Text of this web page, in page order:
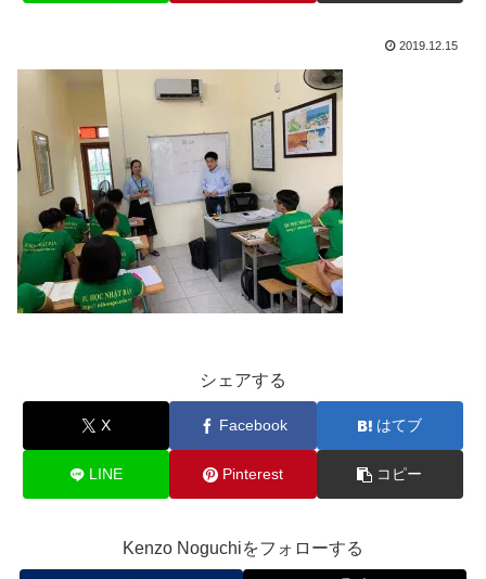
2019.12.15
シェアする
X Facebook はてブ
LINE Pinterest コピー
Kenzo Noguchiをフォローする